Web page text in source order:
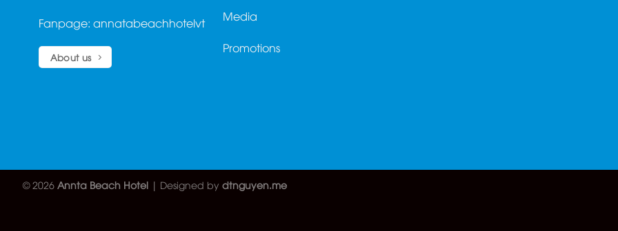
Fanpage:annatabeachhotelvt
About us
Media
Promotions
© 2026 Annta Beach Hotel| Designed by dtnguyen.me